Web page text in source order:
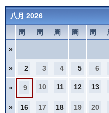
八月 2026
周 周 周 周 周
»
» 2 3 4 5 6
» 9 10 11 12 13
» 16 17 18 19 20